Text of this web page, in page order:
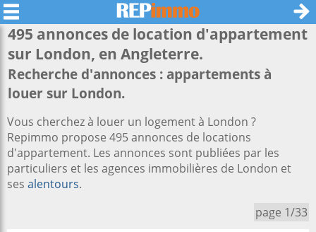
495 annonces de location d'appartement
sur London, en Angleterre.
Recherche d'annonces : appartements à
louer sur London.
Vous cherchez à louer un logement à London ?
Repimmo propose 495 annonces de locations
d'appartement. Les annonces sont publiées par les
particuliers et les agences immobilières de London et
ses alentours.
page 1/33